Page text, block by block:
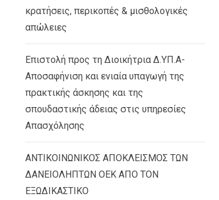
κρατήσεις, περικοπές & μισθολογικές
απώλειες
Επιστολή προς τη Διοικήτρια Δ.ΥΠ.Α-
Αποσαφήνιση και ενιαία υπαγωγή της
πρακτικής άσκησης και της
σπουδαστικής άδειας στις υπηρεσίες
Απασχόλησης
ΑΝΤΙΚΟΙΝΩΝΙΚΟΣ ΑΠΟΚΛΕΙΣΜΟΣ ΤΩΝ
ΔΑΝΕΙΟΛΗΠΤΩΝ ΟΕΚ ΑΠΟ ΤΟΝ
ΕΞΩΔΙΚΑΣΤΙΚΟ